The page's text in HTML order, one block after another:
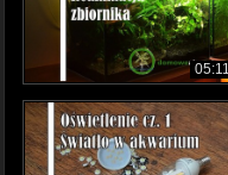
05:11